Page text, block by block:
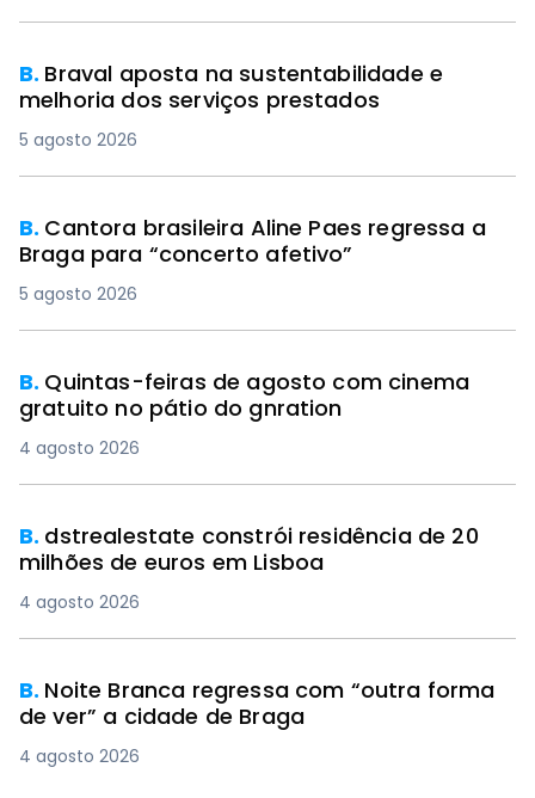
B. Braval aposta na sustentabilidade e
melhoria dos serviços prestados
5 agosto 2026
B. Cantora brasileira Aline Paes regressa a
Braga para “concerto afetivo”
5 agosto 2026
B. Quintas-feiras de agosto com cinema
gratuito no pátio do gnration
4 agosto 2026
B. dstrealestate constrói residência de 20
milhões de euros em Lisboa
4 agosto 2026
B. Noite Branca regressa com “outra forma
de ver” a cidade de Braga
4 agosto 2026